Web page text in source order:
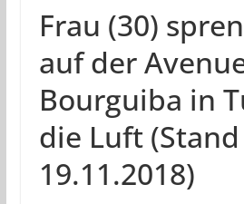
Frau (30)
auf der
Bourguiba in
die Luft (Stand
19.11.2018)